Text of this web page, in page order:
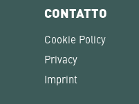
CONTATTO
Cookie Policy
Privacy
Imprint